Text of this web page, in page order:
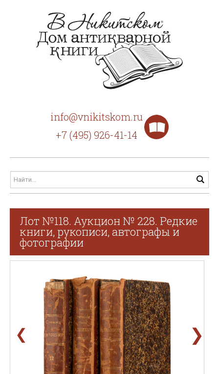
info@vnikitskom.ru
+7 (495) 926-41-14
Лот №118. Аукцион № 228. Редкие
книги, рукописи, автографы и
фотографии
❮ ❯